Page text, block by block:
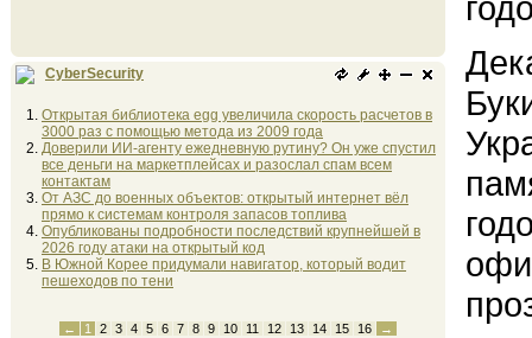
CyberSecurity
Открытая библиотека egg увеличила скорость расчетов в
3000 раз с помощью метода из 2009 года
Доверили ИИ-агенту ежедневную рутину? Он уже спустил
все деньги на маркетплейсах и разослал спам всем
контактам
От АЗС до военных объектов: открытый интернет вёл
прямо к системам контроля запасов топлива
Опубликованы подробности последствий крупнейшей в
2026 году атаки на открытый код
В Южной Корее придумали навигатор, который водит
пешеходов по тени
← 1 2 3 4 5 6 7 8 9 10 11 12 13 14 15 16 →